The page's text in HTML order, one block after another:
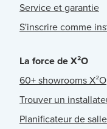
Service et garantie
S'inscrire comme
La force de X²O
60+ showrooms X²O
Trouver un
Planificateur de